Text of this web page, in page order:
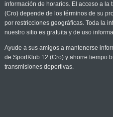
información de horarios. El acceso a la
(Cro) depende de los términos de su
por restricciones geográficas. Toda la
nuestro sitio es gratuita y de uso
Ayude a sus amigos a mantenerse
de SportKlub 12 (Cro) y ahorre tiempo
transmisiones deportivas.